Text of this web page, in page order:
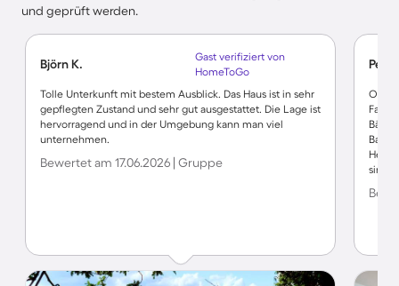
und geprüft werden.
Björn K.
Gast verifiziert von
HomeToGo
Tolle Unterkunft mit bestem Ausblick. Das Haus ist in sehr
gepflegten Zustand und sehr gut ausgestattet. Die Lage ist
hervorragend und in der Umgebung kann man viel
unternehmen.
Bewertet am 17.06.2026 | Gruppe
Bad
Herd
sind